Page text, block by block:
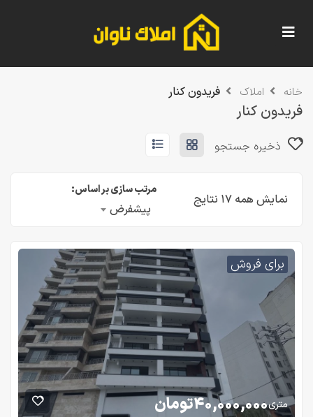
خانه املاک فریدون کنار
فریدون کنار
ذخیره جستجو
نمایش همه ۱۷ نتایج
مرتب سازی بر اساس:
پیشفرض
برای فروش
متری۴۰,۰۰۰,۰۰۰تومان